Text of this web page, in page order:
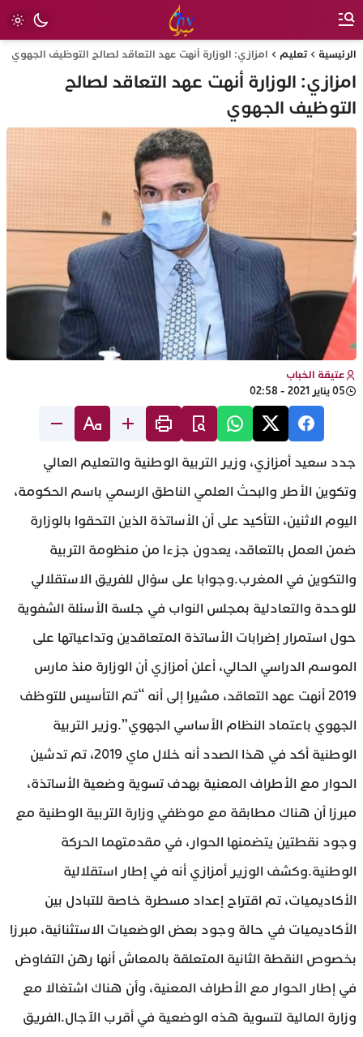
الرئيسية تعليم امزازي: الوزارة أنهت عهد التعاقد لصالح التوظيف الجهوي
امزازي: الوزارة أنهت عهد التعاقد لصالح
التوظيف الجهوي
عتيقة الخباب
05 يناير 2021 - 02:58
جدد سعيد أمزازي، وزير التربية الوطنية والتعليم العالي
وتكوين الأطر والبحث العلمي الناطق الرسمي باسم الحكومة،
اليوم الاثنين، التأكيد على أن الأساتذة الذين التحقوا بالوزارة
ضمن العمل بالتعاقد، يعدون جزءا من منظومة التربية
والتكوين في المغرب.وجوابا على سؤال للفريق الاستقلالي
للوحدة والتعادلية بمجلس النواب في جلسة الأسئلة الشفوية
حول استمرار إضرابات الأساتذة المتعاقدين وتداعياتها على
الموسم الدراسي الحالي، أعلن أمزازي أن الوزارة منذ مارس
2019 أنهت عهد التعاقد، مشيرا إلى أنه “تم التأسيس للتوظف
الجهوي باعتماد النظام الأساسي الجهوي”.وزير التربية
الوطنية أكد في هذا الصدد أنه خلال ماي 2019، تم تدشين
الحوار مع الأطراف المعنية بهدف تسوية وضعية الأساتذة،
مبرزا أن هناك مطابقة مع موظفي وزارة التربية الوطنية مع
وجود نقطتين يتضمنها الحوار، في مقدمتهما الحركة
الوطنية.وكشف الوزير أمزازي أنه في إطار استقلالية
الأكاديميات، تم اقتراح إعداد مسطرة خاصة للتبادل بين
الأكاديميات في حالة وجود بعض الوضعيات الاستثنائية، مبرزا
بخصوص النقطة الثانية المتعلقة بالمعاش أنها رهن التفاوض
في إطار الحوار مع الأطراف المعنية، وأن هناك اشتغالا مع
وزارة المالية لتسوية هذه الوضعية في أقرب الآجال.الفريق